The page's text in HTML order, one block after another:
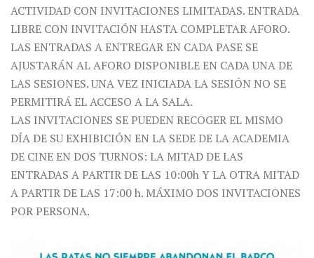
ACTIVIDAD CON INVITACIONES LIMITADAS. ENTRADA
LIBRE CON INVITACIÓN HASTA COMPLETAR AFORO.
LAS ENTRADAS A ENTREGAR EN CADA PASE SE
AJUSTARÁN AL AFORO DISPONIBLE EN CADA UNA DE
LAS SESIONES. UNA VEZ INICIADA LA SESIÓN NO SE
PERMITIRÁ EL ACCESO A LA SALA.
LAS INVITACIONES SE PUEDEN RECOGER EL MISMO
DÍA DE SU EXHIBICIÓN EN LA SEDE DE LA ACADEMIA
DE CINE EN DOS TURNOS: LA MITAD DE LAS
ENTRADAS A PARTIR DE LAS 10:00h Y LA OTRA MITAD
A PARTIR DE LAS 17:00 h. MÁXIMO DOS INVITACIONES
POR PERSONA.